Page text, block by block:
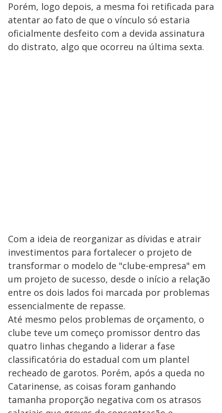
Porém, logo depois, a mesma foi retificada para
atentar ao fato de que o vínculo só estaria
oficialmente desfeito com a devida assinatura
do distrato, algo que ocorreu na última sexta.
Com a ideia de reorganizar as dívidas e atrair
investimentos para fortalecer o projeto de
transformar o modelo de "clube-empresa" em
um projeto de sucesso, desde o início a relação
entre os dois lados foi marcada por problemas
essencialmente de repasse.
Até mesmo pelos problemas de orçamento, o
clube teve um começo promissor dentro das
quatro linhas chegando a liderar a fase
classificatória do estadual com um plantel
recheado de garotos. Porém, após a queda no
Catarinense, as coisas foram ganhando
tamanha proporção negativa com os atrasos